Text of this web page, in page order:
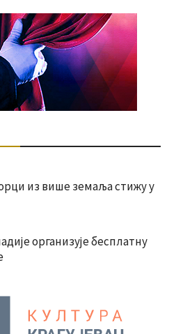
из више земаља стижу у
организује бесплатну